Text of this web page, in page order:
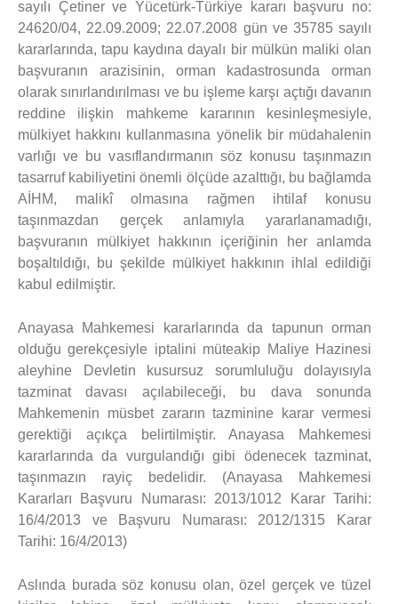
sayılı Çetiner ve Yücetürk-Türkiye kararı başvuru no:
24620/04, 22.09.2009; 22.07.2008 gün ve 35785 sayılı
kararlarında, tapu kaydına dayalı bir mülkün maliki olan
başvuranın arazisinin, orman kadastrosunda orman
olarak sınırlandırılması ve bu işleme karşı açtığı davanın
reddine ilişkin mahkeme kararının kesinleşmesiyle,
mülkiyet hakkını kullanmasına yönelik bir müdahalenin
varlığı ve bu vasıflandırmanın söz konusu taşınmazın
tasarruf kabiliyetini önemli ölçüde azalttığı, bu bağlamda
AİHM, malikî olmasına rağmen ihtilaf konusu
taşınmazdan gerçek anlamıyla yararlanamadığı,
başvuranın mülkiyet hakkının içeriğinin her anlamda
boşaltıldığı, bu şekilde mülkiyet hakkının ihlal edildiği
kabul edilmiştir.
Anayasa Mahkemesi kararlarında da tapunun orman
olduğu gerekçesiyle iptalini müteakip Maliye Hazinesi
aleyhine Devletin kusursuz sorumluluğu dolayısıyla
tazminat davası açılabileceği, bu dava sonunda
Mahkemenin müsbet zararın tazminine karar vermesi
gerektiği açıkça belirtilmiştir. Anayasa Mahkemesi
kararlarında da vurgulandığı gibi ödenecek tazminat,
taşınmazın rayiç bedelidir. (Anayasa Mahkemesi
Kararları Başvuru Numarası: 2013/1012 Karar Tarihi:
16/4/2013 ve Başvuru Numarası: 2012/1315 Karar
Tarihi: 16/4/2013)
Aslında burada söz konusu olan, özel gerçek ve tüzel